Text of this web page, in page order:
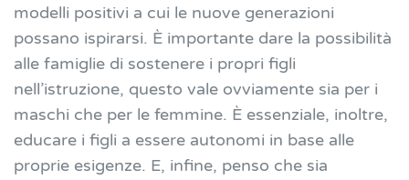
modelli positivi a cui le nuove generazioni
possano ispirarsi. È importante dare la possibilità
alle famiglie di sostenere i propri figli
nell’istruzione, questo vale ovviamente sia per i
maschi che per le femmine. È essenziale, inoltre,
educare i figli a essere autonomi in base alle
proprie esigenze. E, infine, penso che sia